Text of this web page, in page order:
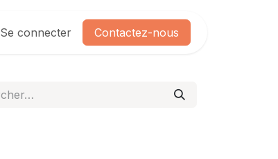
Se connecter Contactez-nous